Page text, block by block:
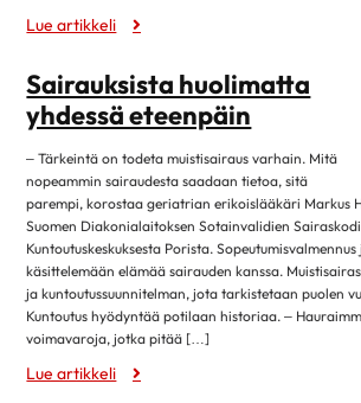
Vertaistuki
Elvytys
Koronakysymykset
Kirjat
Museot ja näyttelyt
Musiikki
Teatteri, elokuvat ja sarjat
Lehdistötiedote
Luottamustoimi
toukokuu 2025
huhtikuu 2025
maaliskuu 2025
helmikuu 2025
tammikuu 2025
joulukuu 2024
marraskuu 2024
lokakuu 2024
syyskuu 2024
Lue artikkeli
Sairauksista huolimatta
yhdessä eteenpäin
– Tärkeintä on todeta muistisairaus varhain. Mitä
nopeammin sairaudesta saadaan tietoa, sitä
parempi, korostaa geriatrian erikoislääkäri Markus
Suomen Diakonialaitoksen Sotainvalidien
Kuntoutuskeskuksesta Porista.
käsittelemään elämää sairauden kanssa.
ja kuntoutussuunnitelman, jota tarkistetaan puolen
Kuntoutus hyödyntää potilaan historiaa. –
voimavaroja, jotka pitää […]
Lue artikkeli